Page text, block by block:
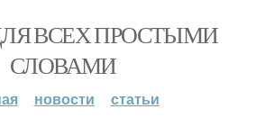
ВСЕХ ПРОСТЫМИ
СЛОВАМИ
новости статьи